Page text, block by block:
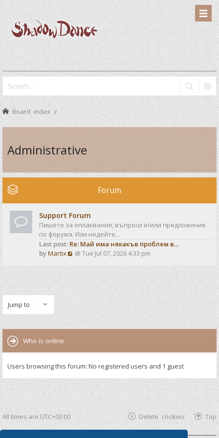
Board index
Administrative
Forum
Support Forum
Пишете за оплаквания, въпроси и/или предложения
по форума. Или недейте...
Last post: Re: Май има някакъв проблем в…
byMartix
V
e
w
t
h
e
l
a
s
t
o
s
t
@ Tue Jul 07, 2026 4:33 pm
Jump to
Who is online
Users browsing this forum: No registered users and 1 guest
All times areUTC+03:00 Top
Delete cookies